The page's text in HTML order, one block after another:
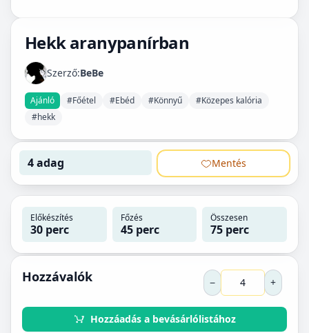
Hekk aranypanírban
Szerző:BeBe
Ajánló #Főétel #Ebéd #Könnyű
#Közepes kalória
#hekk
4 adag Mentés
Előkészítés
30 perc
Főzés
45 perc
Összesen
75 perc
Hozzávalók − +
Hozzáadás a bevásárlólistához